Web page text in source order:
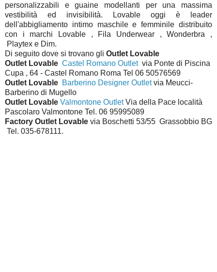
personalizzabili e guaine modellanti per una massima
vestibilità ed invisibilità. Lovable oggi è leader
dell'abbigliamento intimo maschile e femminile distribuito
con i marchi Lovable , Fila Underwear , Wonderbra ,
Playtex e Dim.
Di seguito dove si trovano gli Outlet Lovable
Outlet Lovable Castel Romano Outlet via Ponte di Piscina
Cupa , 64 - Castel Romano Roma Tel 06 50576569
Outlet Lovable Barberino Designer Outletvia Meucci-
Barberino di Mugello
Outlet Lovable Valmontone OutletVia della Pace località
Pascolaro Valmontone Tel. 06 95995089
Factory Outlet Lovable via Boschetti 53/55 Grassobbio BG
Tel. 035-678111.